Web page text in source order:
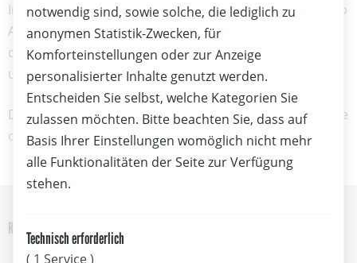
Im Clubportal von digital.segelverband.atkönnen Clubs ab
April 2024 Meldungen verwalten, Registrierungen
durchführen und Regattaauswertungen für Yardstick
und LowPoint Punktesystem durchführen.
Damit werden lokal installierte Regattasoftware-Systeme
obsolet.
Regattabezogene Funktionen in OeSV-Digital
Anlegen
notwendig sind, sowie solche, die lediglich zu
anonymen Statistik-Zwecken, für
Komforteinstellungen oder zur Anzeige
personalisierter Inhalte genutzt werden.
Entscheiden Sie selbst, welche Kategorien Sie
zulassen möchten. Bitte beachten Sie, dass auf
Basis Ihrer Einstellungen womöglich nicht mehr
alle Funktionalitäten der Seite zur Verfügung
stehen.
Technisch erforderlich
( 1 Service )